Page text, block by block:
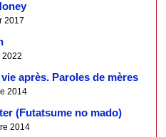
2017
2022
vie après. Paroles de mères
2014
(Futatsume no mado)
2014